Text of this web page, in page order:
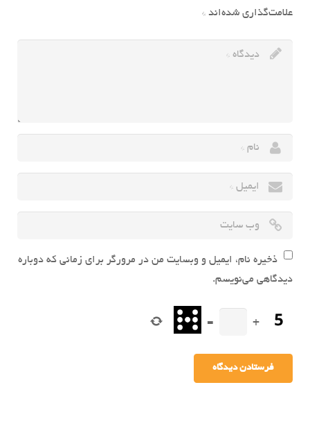
علامت‌گذاری شده‌اند *
ذخیره نام، ایمیل و وبسایت من در مرورگر برای زمانی که دوباره
دیدگاهی می‌نویسم.
+
=